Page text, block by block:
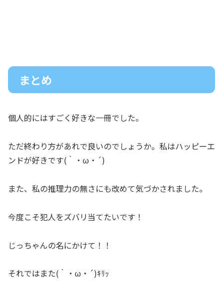
まとめ
個人的にはすごく好きな一冊でした。
ただ終わり方があれで良いのでしょうか。私はハッピーエ
ンドが好きです(｀・ω・´)
また、私の推理力の無さにも改めて気づかされました。
今度こそ犯人をズバリ当てたいです！
じっちゃんの名にかけて！！
それではまた(｀・ω・´)ｷﾘｯ